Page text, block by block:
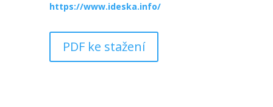
https://www.ideska.info/
PDF ke stažení